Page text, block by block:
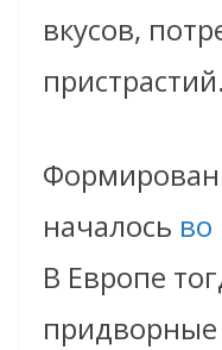
вкусов,
пристрастий.
началось
В Европе
придворные